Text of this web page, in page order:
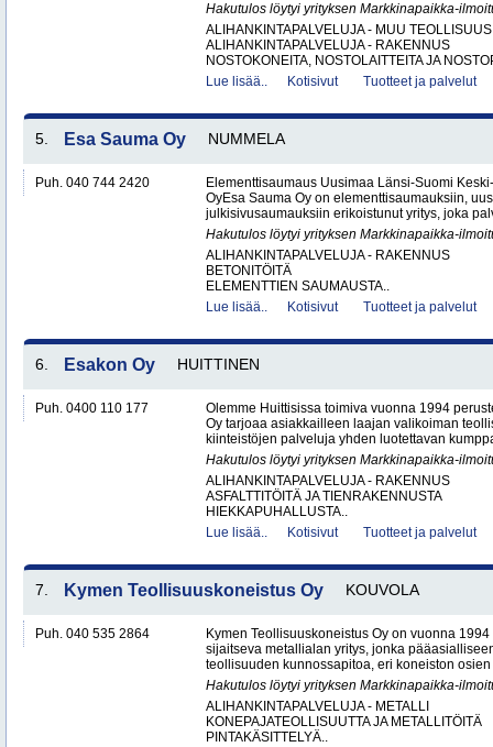
Hakutulos löytyi yrityksen Markkinapaikka-
ALIHANKINTAPALVELUJA - MUU TEOLLISUUS
ALIHANKINTAPALVELUJA - RAKENNUS
NOSTOKONEITA, NOSTOLAITTEITA JA
Lue lisää..
Kotisivut Tuotteet ja palvelut
5. Esa Sauma Oy NUMMELA
Puh. 040 744 2420
Elementtisaumaus Uusimaa Länsi-Suomi
OyEsa Sauma Oy on elementtisaumauksiin,
julkisivusaumauksiin erikoistunut yritys, joka
Hakutulos löytyi yrityksen Markkinapaikka-
ALIHANKINTAPALVELUJA - RAKENNUS
BETONITÖITÄ
ELEMENTTIEN SAUMAUSTA..
Lue lisää..
Kotisivut Tuotteet ja palvelut
6. Esakon Oy HUITTINEN
Puh. 0400 110 177
Olemme Huittisissa toimiva vuonna 1994
Oy tarjoaa asiakkailleen laajan valikoiman
kiinteistöjen palveluja yhden luotettavan
Hakutulos löytyi yrityksen Markkinapaikka-
ALIHANKINTAPALVELUJA - RAKENNUS
ASFALTTITÖITÄ JA TIENRAKENNUSTA
HIEKKAPUHALLUSTA..
Lue lisää..
Kotisivut Tuotteet ja palvelut
7. Kymen Teollisuuskoneistus Oy KOUVOLA
Puh. 040 535 2864
Kymen Teollisuuskoneistus Oy on vuonna
sijaitseva metallialan yritys, jonka
teollisuuden kunnossapitoa, eri koneiston
Hakutulos löytyi yrityksen Markkinapaikka-
ALIHANKINTAPALVELUJA - METALLI
KONEPAJATEOLLISUUTTA JA METALLITÖITÄ
PINTAKÄSITTELYÄ..